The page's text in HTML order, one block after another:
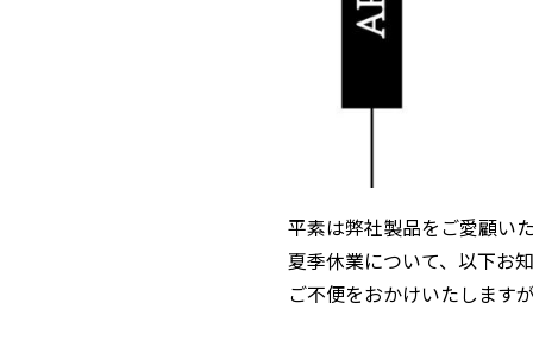
平素は弊社製品をご愛顧い
夏季休業について、以下お
ご不便をおかけいたします